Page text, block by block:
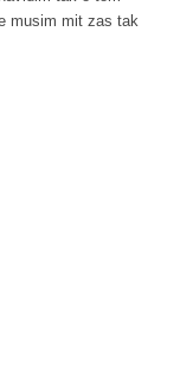
musim mit zas tak